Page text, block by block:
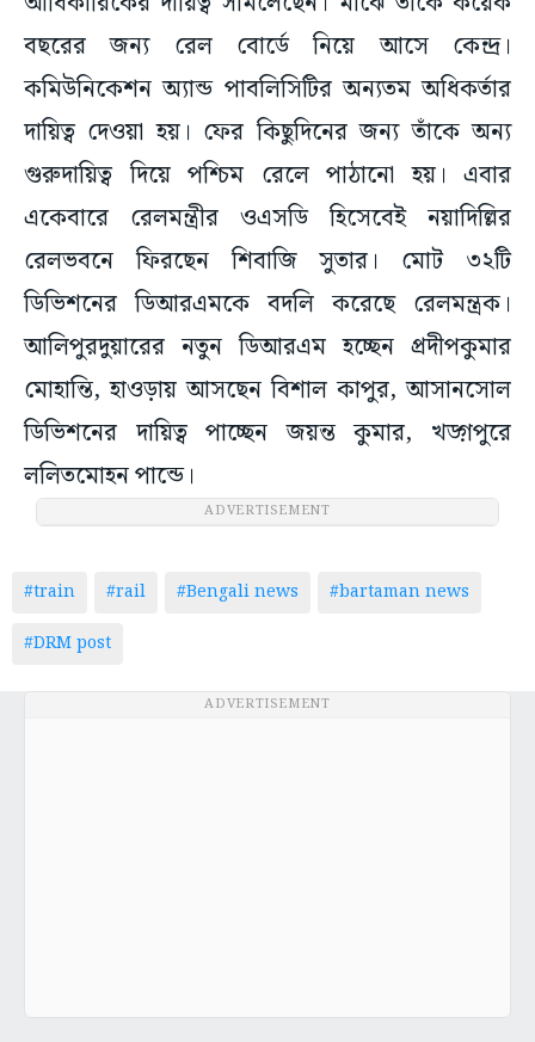
বছরের জন্য রেল বোর্ডে নিয়ে আসে কেন্দ্র।
কমিউনিকেশন অ্যান্ড পাবলিসিটির অন্যতম অধিকর্তার
দায়িত্ব দেওয়া হয়। ফের কিছুদিনের জন্য তাঁকে অন্য
গুরুদায়িত্ব দিয়ে পশ্চিম রেলে পাঠানো হয়। এবার
একেবারে রেলমন্ত্রীর ওএসডি হিসেবেই নয়াদিল্লির
রেলভবনে ফিরছেন শিবাজি সুতার। মোট ৩২টি
ডিভিশনের ডিআরএমকে বদলি করেছে রেলমন্ত্রক।
আলিপুরদুয়ারের নতুন ডিআরএম হচ্ছেন প্রদীপকুমার
মোহান্তি, হাওড়ায় আসছেন বিশাল কাপুর, আসানসোল
ডিভিশনের দায়িত্ব পাচ্ছেন জয়ন্ত কুমার, খড়্গপুরে
ললিতমোহন পান্ডে।
ADVERTISEMENT
#train #rail #Bengali news
#bartaman news
#DRM post
ADVERTISEMENT